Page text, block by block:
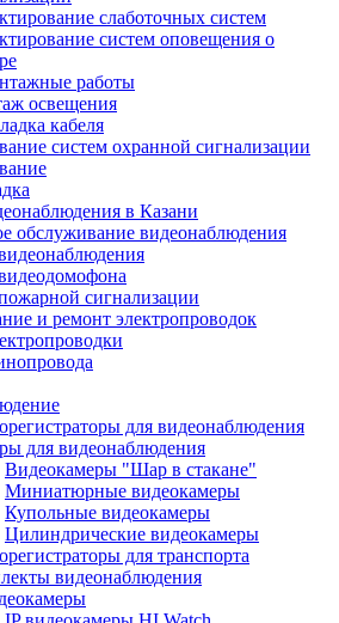
слаботочных систем
систем оповещения о
работы
освещения
кабеля
систем охранной сигнализации
в Казани
обслуживание видеонаблюдения
сигнализации
и ремонт электропроводок
для видеонаблюдения
для видеонаблюдения
Видеокамеры "Шар в стакане"
Миниатюрные видеокамеры
Купольные видеокамеры
Цилиндрические видеокамеры
для транспорта
видеонаблюдения